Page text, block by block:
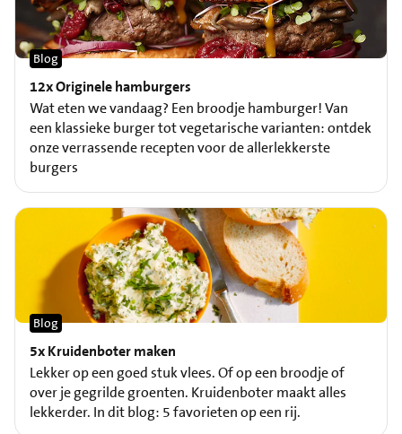
12x Originele hamburgers
Blog
Wat eten we vandaag? Een broodje hamburger! Van
een klassieke burger tot vegetarische varianten: ontdek
onze verrassende recepten voor de allerlekkerste
burgers
5x Kruidenboter maken
Blog
Lekker op een goed stuk vlees. Of op een broodje of
over je gegrilde groenten. Kruidenboter maakt alles
lekkerder. In dit blog: 5 favorieten op een rij.